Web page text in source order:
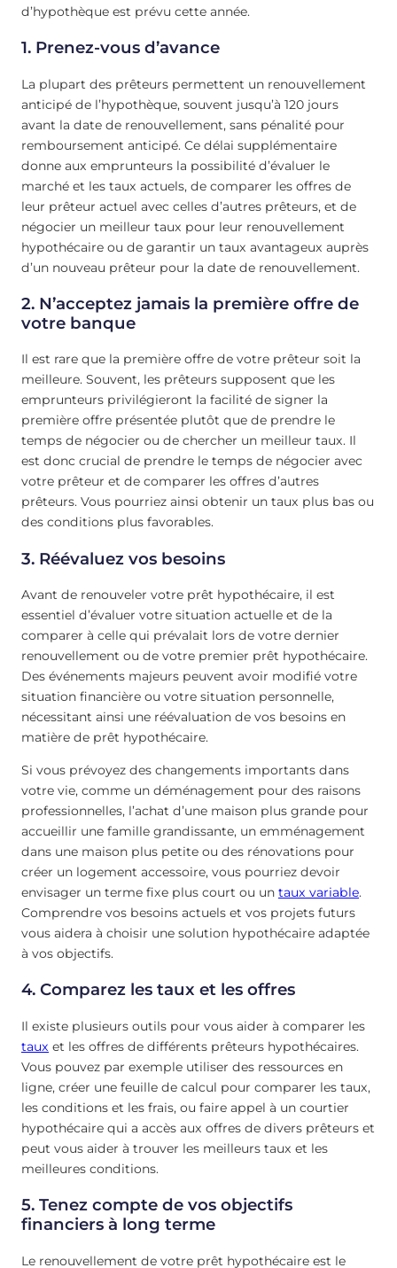
d’hypothèque est prévu cette année.
1. Prenez-vous d’avance
La plupart des prêteurs permettent un renouvellement
anticipé de l’hypothèque, souvent jusqu’à 120 jours
avant la date de renouvellement, sans pénalité pour
remboursement anticipé. Ce délai supplémentaire
donne aux emprunteurs la possibilité d’évaluer le
marché et les taux actuels, de comparer les offres de
leur prêteur actuel avec celles d’autres prêteurs, et de
négocier un meilleur taux pour leur renouvellement
hypothécaire ou de garantir un taux avantageux auprès
d’un nouveau prêteur pour la date de renouvellement.
2. N’acceptez jamais la première offre de
votre banque
Il est rare que la première offre de votre prêteur soit la
meilleure. Souvent, les prêteurs supposent que les
emprunteurs privilégieront la facilité de signer la
première offre présentée plutôt que de prendre le
temps de négocier ou de chercher un meilleur taux. Il
est donc crucial de prendre le temps de négocier avec
votre prêteur et de comparer les offres d’autres
prêteurs. Vous pourriez ainsi obtenir un taux plus bas ou
des conditions plus favorables.
3. Réévaluez vos besoins
Avant de renouveler votre prêt hypothécaire, il est
essentiel d’évaluer votre situation actuelle et de la
comparer à celle qui prévalait lors de votre dernier
renouvellement ou de votre premier prêt hypothécaire.
Des événements majeurs peuvent avoir modifié votre
situation financière ou votre situation personnelle,
nécessitant ainsi une réévaluation de vos besoins en
matière de prêt hypothécaire.
Si vous prévoyez des changements importants dans
votre vie, comme un déménagement pour des raisons
professionnelles, l’achat d’une maison plus grande pour
accueillir une famille grandissante, un emménagement
dans une maison plus petite ou des rénovations pour
créer un logement accessoire, vous pourriez devoir
envisager un terme fixe plus court ou un taux variable.
Comprendre vos besoins actuels et vos projets futurs
vous aidera à choisir une solution hypothécaire adaptée
à vos objectifs.
4. Comparez les taux et les offres
Il existe plusieurs outils pour vous aider à comparer les
taux et les offres de différents prêteurs hypothécaires.
Vous pouvez par exemple utiliser des ressources en
ligne, créer une feuille de calcul pour comparer les taux,
les conditions et les frais, ou faire appel à un courtier
hypothécaire qui a accès aux offres de divers prêteurs et
peut vous aider à trouver les meilleurs taux et les
meilleures conditions.
5. Tenez compte de vos objectifs
financiers à long terme
Le renouvellement de votre prêt hypothécaire est le